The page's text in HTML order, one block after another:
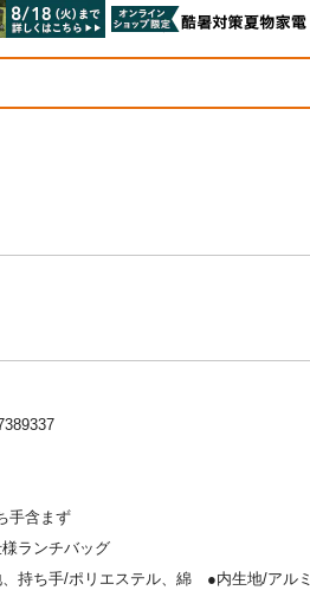
手含まず
ランチバッグ
、持ち手/ポリエステル、綿 ●内生地/アルミ